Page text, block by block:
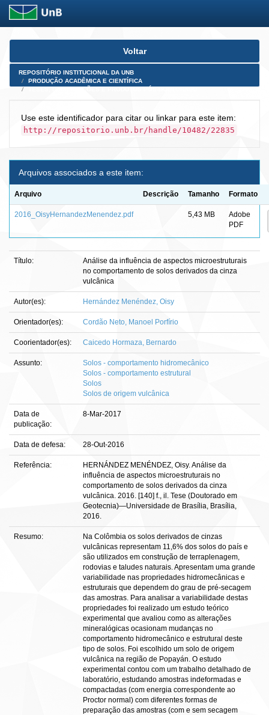
Skip
Voltar
REPOSITÓRIO INSTITUCIONAL DA UNB
PRODUÇÃO ACADÊMICA E CIENTÍFICA
Use este identificador para citar ou linkar para este item:
http://repositorio.unb.br/handle/10482/22835
Arquivos associados a este item:
Arquivo Descrição Tamanho Formato
2016_OisyHernandezMenendez.pdf 5,43 MB
Adobe
PDF
Título:
Análise da influência de aspectos microestruturais
no comportamento de solos derivados da cinza
vulcânica
Autor(es): Hernández Menéndez, Oisy
Orientador(es): Cordão Neto, Manoel Porfírio
Coorientador(es): Caicedo Hormaza, Bernardo
Assunto:
Solos - comportamento hidromecânico
Solos - comportamento estrutural
Solos
Solos de origem vulcânica
Data de
publicação:
8-Mar-2017
Data de defesa: 28-Out-2016
Referência:
HERNÁNDEZ MENÉNDEZ, Oisy. Análise da
influência de aspectos microestruturais no
comportamento de solos derivados da cinza
vulcânica. 2016. [140] f., il. Tese (Doutorado em
Geotecnia)—Universidade de Brasília, Brasília,
2016.
Resumo:
Na Colômbia os solos derivados de cinzas
vulcânicas representam 11,6% dos solos do país e
são utilizados em construção de terraplenagem,
rodovias e taludes naturais. Apresentam uma grande
variabilidade nas propriedades hidromecânicas e
estruturais que dependem do grau de pré-secagem
das amostras. Para analisar a variabilidade destas
propriedades foi realizado um estudo teórico
experimental que avaliou como as alterações
mineralógicas ocasionam mudanças no
comportamento hidromecânico e estrutural deste
tipo de solos. Foi escolhido um solo de origem
vulcânica na região de Popayán. O estudo
experimental contou com um trabalho detalhado de
laboratório, estudando amostras indeformadas e
compactadas (com energia correspondente ao
Proctor normal) com diferentes formas de
preparação das amostras (com e sem secagem